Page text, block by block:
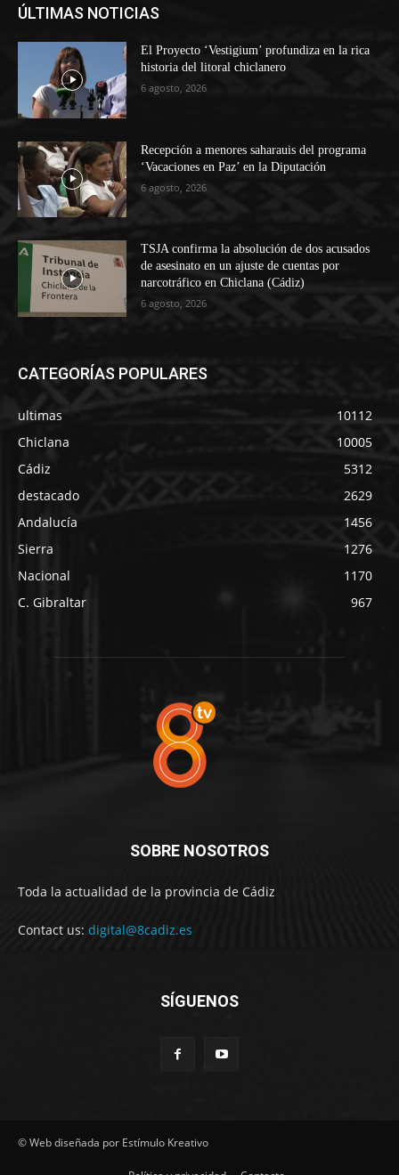
ÚLTIMAS NOTICIAS
El Proyecto ‘Vestigium’ profundiza en la rica
historia del litoral chiclanero
6 agosto, 2026
Recepción a menores saharauis del programa
‘Vacaciones en Paz’ en la Diputación
6 agosto, 2026
TSJA confirma la absolución de dos acusados
de asesinato en un ajuste de cuentas por
narcotráfico en Chiclana (Cádiz)
6 agosto, 2026
CATEGORÍAS POPULARES
ultimas
10112
Chiclana
10005
Cádiz
5312
destacado
2629
Andalucía
1456
Sierra
1276
Nacional
1170
C. Gibraltar
967
SOBRE NOSOTROS
Toda la actualidad de la provincia de Cádiz
Contact us: digital@8cadiz.es
SÍGUENOS
© Web diseñada por Estímulo Kreativo